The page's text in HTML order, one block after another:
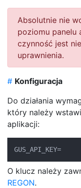
Absolutnie nie
poziomu panelu
czynność jest
uprawnienia.
# Konfiguracja
Do działania
który należy
aplikacji:
GUS_API_KEY=
O klucz należy
REGON.